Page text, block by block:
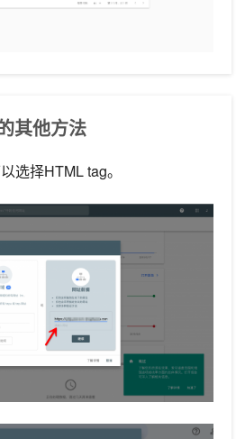
其他方法
选择HTML tag。